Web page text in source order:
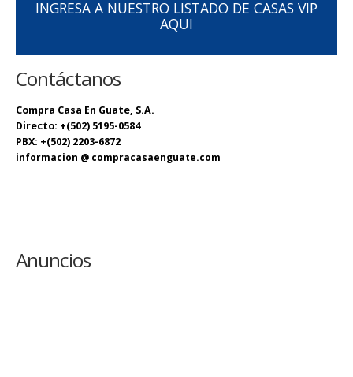
INGRESA A NUESTRO LISTADO DE CASAS VIP
AQUI
Contáctanos
Compra Casa En Guate, S.A.
Directo: +(502) 5195-0584
PBX: +(502) 2203-6872
informacion @ compracasaenguate.com
Anuncios